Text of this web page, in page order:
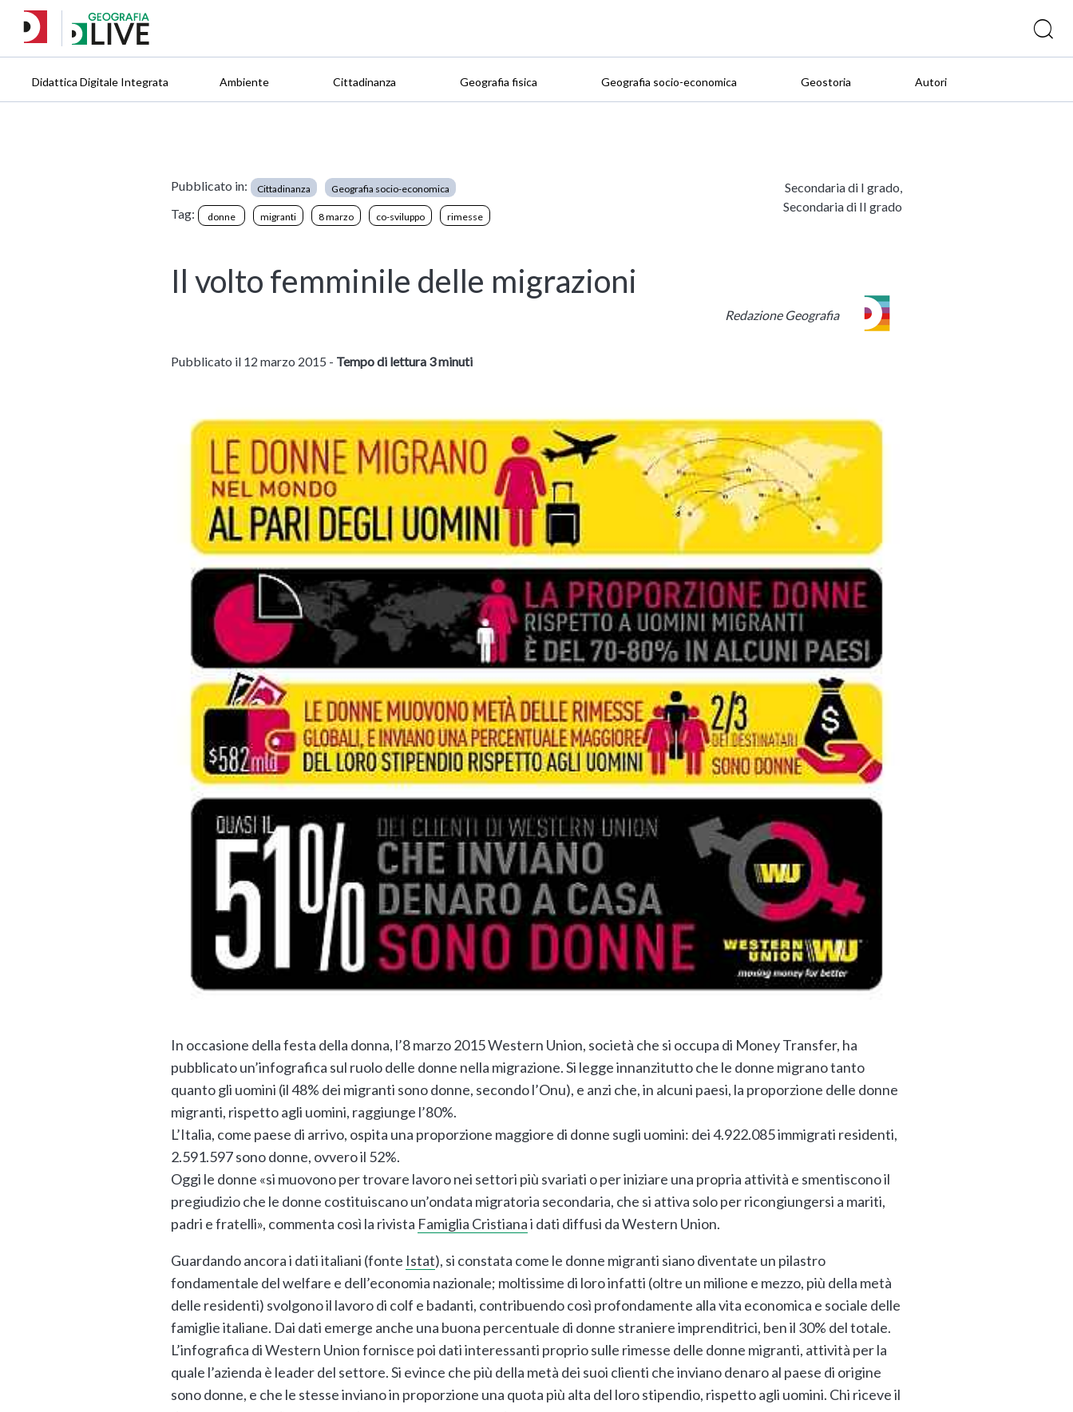
Didattica Digitale Integrata Ambiente Cittadinanza Geografia fisica Geografia socio-economica Geostoria Autori
Pubblicato in: Cittadinanza Geografia socio-economica
Tag: donne migranti 8 marzo co-sviluppo rimesse
Secondaria di I grado,
Secondaria di II grado
Il volto femminile delle migrazioni
Redazione Geografia
Pubblicato il 12 marzo 2015 - Tempo di lettura 3 minuti
In occasione della festa della donna, l’8 marzo 2015 Western Union, società che si occupa di Money Transfer, ha
pubblicato un’infografica sul ruolo delle donne nella migrazione. Si legge innanzitutto che le donne migrano tanto
quanto gli uomini (il 48% dei migranti sono donne, secondo l’Onu), e anzi che, in alcuni paesi, la proporzione delle donne
migranti, rispetto agli uomini, raggiunge l’80%.
L’Italia, come paese di arrivo, ospita una proporzione maggiore di donne sugli uomini: dei 4.922.085 immigrati residenti,
2.591.597 sono donne, ovvero il 52%.
Oggi le donne «si muovono per trovare lavoro nei settori più svariati o per iniziare una propria attività e smentiscono il
pregiudizio che le donne costituiscano un’ondata migratoria secondaria, che si attiva solo per ricongiungersi a mariti,
padri e fratelli», commenta così la rivista Famiglia Cristianai dati diffusi da Western Union.
Guardando ancora i dati italiani (fonte Istat), si constata come le donne migranti siano diventate un pilastro
fondamentale del welfare e dell’economia nazionale; moltissime di loro infatti (oltre un milione e mezzo, più della metà
delle residenti) svolgono il lavoro di colf e badanti, contribuendo così profondamente alla vita economica e sociale delle
famiglie italiane. Dai dati emerge anche una buona percentuale di donne straniere imprenditrici, ben il 30% del totale.
L’infografica di Western Union fornisce poi dati interessanti proprio sulle rimesse delle donne migranti, attività per la
quale l’azienda è leader del settore. Si evince che più della metà dei suoi clienti che inviano denaro al paese di origine
sono donne, e che le stesse inviano in proporzione una quota più alta del loro stipendio, rispetto agli uomini. Chi riceve il